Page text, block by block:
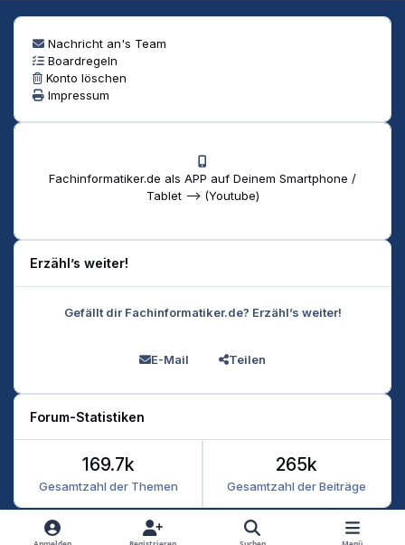
Nachricht an's Team
Boardregeln
Konto löschen
Impressum
Fachinformatiker.de als APP auf Deinem Smartphone /
Tablet --> (Youtube)
Erzähl’s weiter!
Gefällt dir Fachinformatiker.de? Erzähl’s weiter!
E-Mail Teilen
Forum-Statistiken
Gesamtzahl der Themen
169.7k
Gesamtzahl der Beiträge
265k
Heller Modus
Dunkler Modus
Systemeinstellung